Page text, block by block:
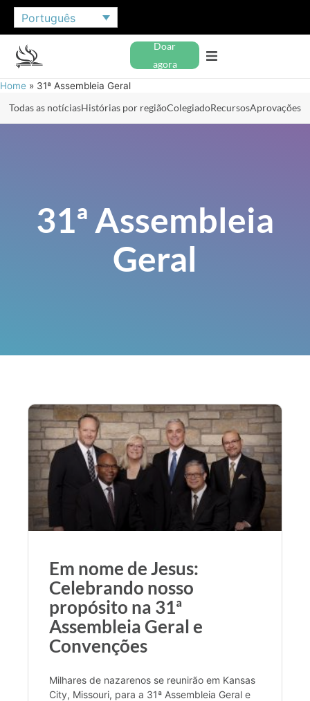
Português
Doar
agora
Home » 31ª Assembleia Geral
Todas as notíciasHistórias por regiãoColegiadoRecursosAprovações
31ª Assembleia
Geral
Em nome de Jesus:
Celebrando nosso
propósito na 31ª
Assembleia Geral e
Convenções
Milhares de nazarenos se reunirão em Kansas
City, Missouri, para a 31ª Assembleia Geral e